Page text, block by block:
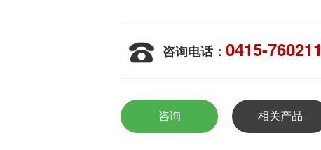
咨询电话：0415-
咨询 相关产品